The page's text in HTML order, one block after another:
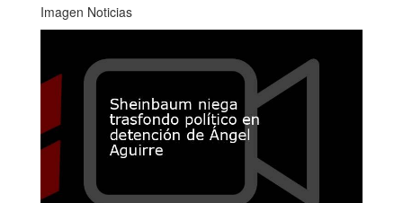
Imagen Noticias